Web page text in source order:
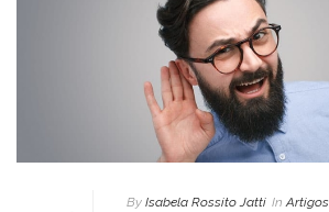
By Isabela Rossito Jatti In Artigos